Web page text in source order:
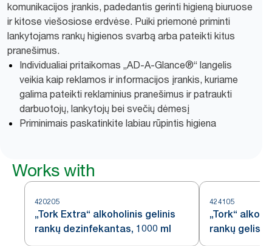
komunikacijos įrankis, padedantis gerinti higieną biuruose
ir kitose viešosiose erdvėse. Puiki priemonė priminti
lankytojams rankų higienos svarbą arba pateikti kitus
pranešimus.
Individualiai pritaikomas „AD-A-Glance®“ langelis
veikia kaip reklamos ir informacijos įrankis, kuriame
galima pateikti reklaminius pranešimus ir patraukti
darbuotojų, lankytojų bei svečių dėmesį
Priminimais paskatinkite labiau rūpintis higiena
Works with
420205
„Tork Extra“ alkoholinis gelinis
rankų dezinfekantas, 1000 ml
424105
„Tork“
rankų gelis,